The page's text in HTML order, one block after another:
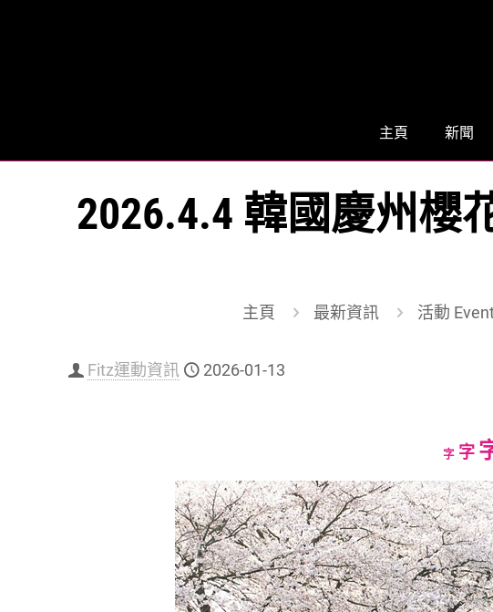
主頁 新聞
2026.4.4 韓國慶州櫻
主頁 最新資訊 活動
Fitz運動資訊 2026-01-13
字
size.
字